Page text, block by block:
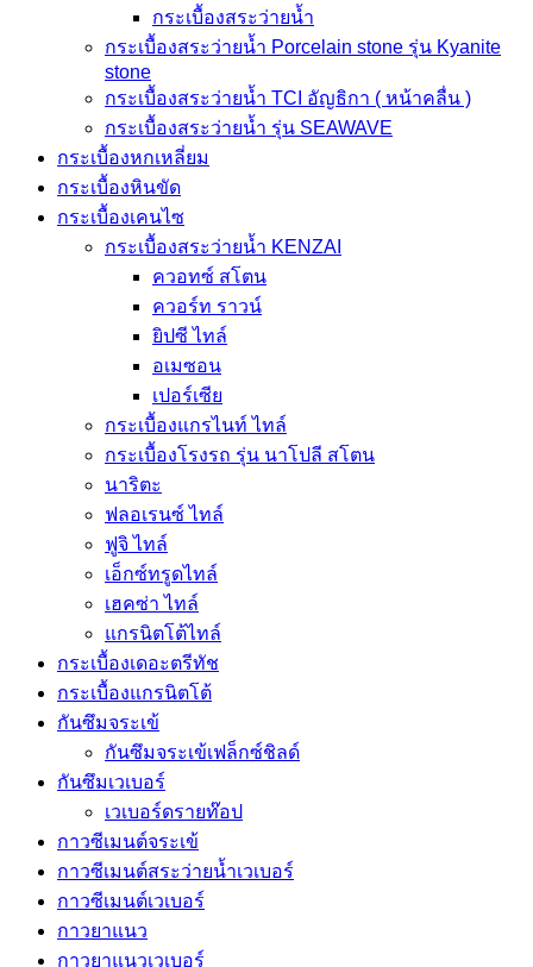
กระเบื้องสระว่ายนํ้า
กระเบื้องสระว่ายนํ้า Porcelain stone รุ่น Kyanite
stone
กระเบื้องสระว่ายนํ้า TCI อัญธิกา ( หน้าคลื่น )
กระเบื้องสระว่ายนํ้า รุ่น SEAWAVE
กระเบื้องหกเหลี่ยม
กระเบื้องหินขัด
กระเบื้องเคนไซ
กระเบื้องสระว่ายน้ำ KENZAI
ควอทซ์ สโตน
ควอร์ท ราวน์
ยิปซี ไทล์
อเมซอน
เปอร์เซีย
กระเบื้องแกรไนท์ ไทล์
กระเบื้องโรงรถ รุ่น นาโปลี สโตน
นาริตะ
ฟลอเรนซ์ ไทล์
ฟูจิ ไทล์
เอ็กซ์ทรูดไทล์
เฮคซ่า ไทล์
แกรนิตโต้ไทล์
กระเบื้องเดอะตรีทัช
กระเบื้องแกรนิตโต้
กันซึมจระเข้
กันซึมจระเข้เฟล็กซ์ชิลด์
กันซึมเวเบอร์
เวเบอร์ดรายท๊อป
กาวซีเมนต์จระเข้
กาวซีเมนต์สระว่ายนํ้าเวเบอร์
กาวซีเมนต์เวเบอร์
กาวยาแนว
กาวยาแนวเวเบอร์